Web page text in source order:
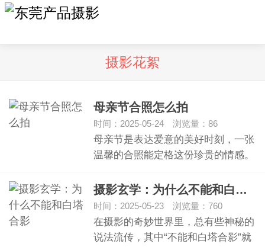
摄影花絮
母亲节合照怎么拍
时间：2025-05-24 浏览量：86
母亲节是表达爱意的美好时刻，一张
温馨的合照能定格这份珍贵的情感。
摄影玄学：为什么不能和白塔合影
时间：2025-05-23 浏览量：760
在摄影的奇妙世界里，总有些神秘的
说法流传，其中“不能和白塔合影”就